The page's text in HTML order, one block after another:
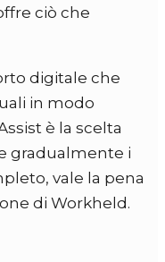
ciò che
digitale che
in modo
è la scelta
gradualmente i
vale la pena
di Workheld.